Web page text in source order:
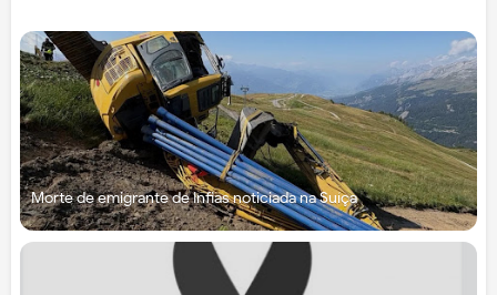
Morte de emigrante de Infias noticiada na Suíça